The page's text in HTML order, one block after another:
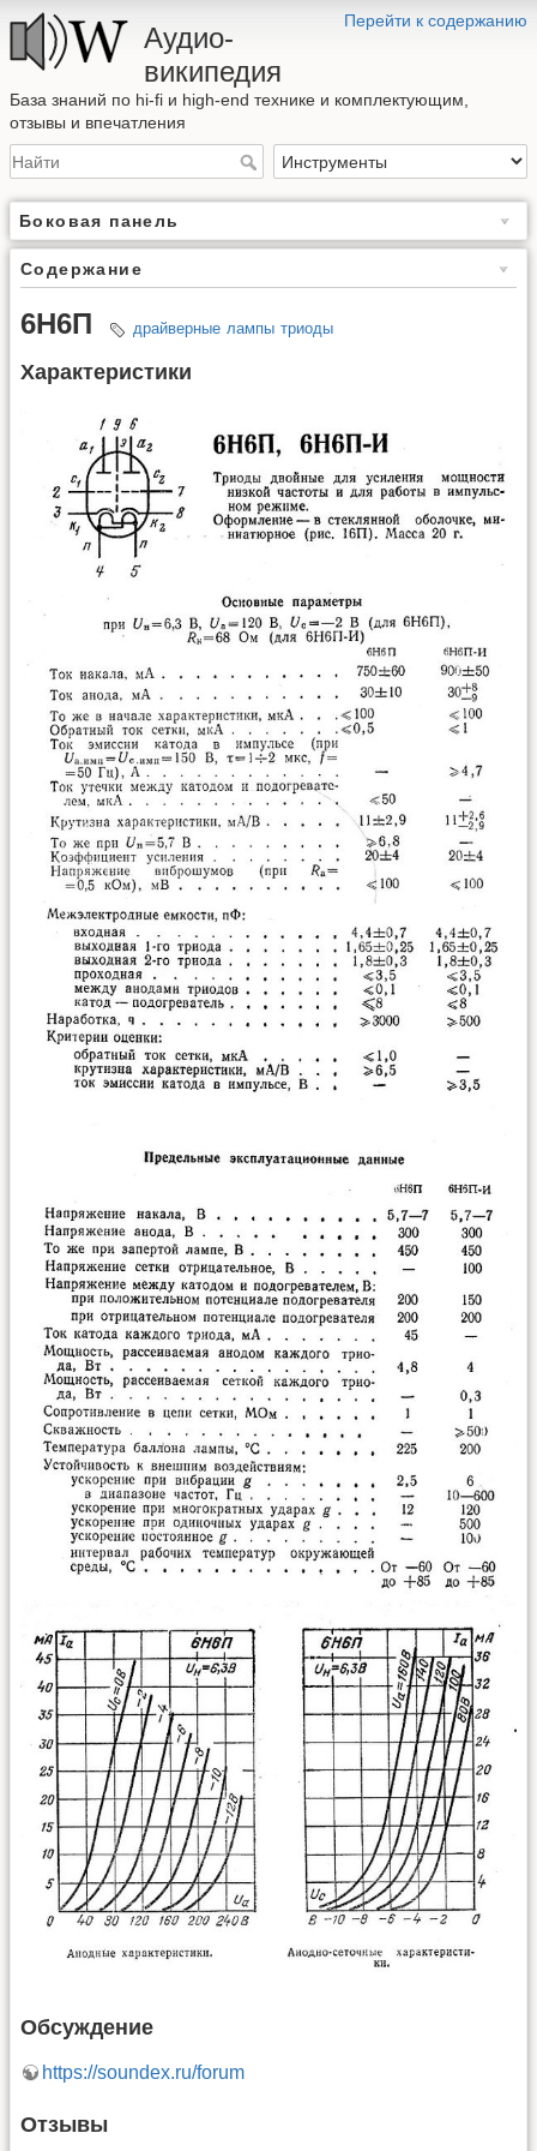
Перейти к содержанию
Аудио-
википедия
База знаний по hi-fi и high-end технике и комплектующим,
отзывы и впечатления
Боковая панель
Содержание
6Н6П драйверные лампы триоды
Характеристики
Обсуждение
https://soundex.ru/forum
Отзывы